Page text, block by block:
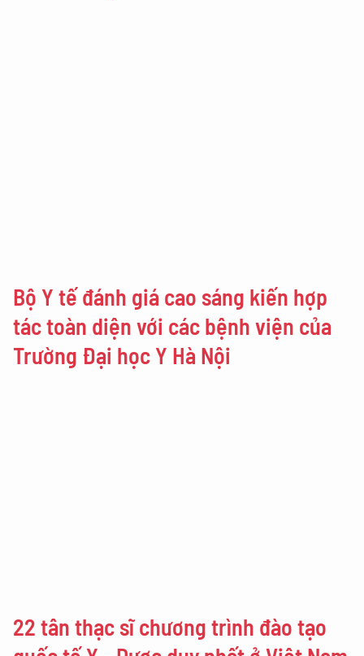
Bộ Y tế đánh giá cao sáng kiến hợp
tác toàn diện với các bệnh viện của
Trường Đại học Y Hà Nội
22 tân thạc sĩ chương trình đào tạo